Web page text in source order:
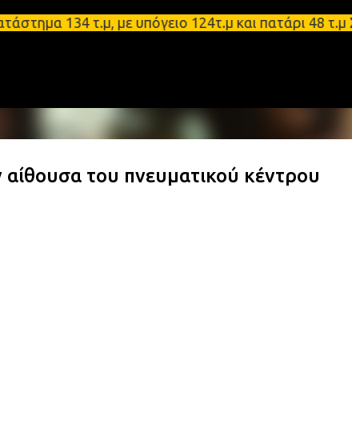
Μετάβαση στο κύριο περιεχόμενο
τ.μ, με υπόγειο 124τ.μ και πατάρι 48
του πνευματικού κέντρου